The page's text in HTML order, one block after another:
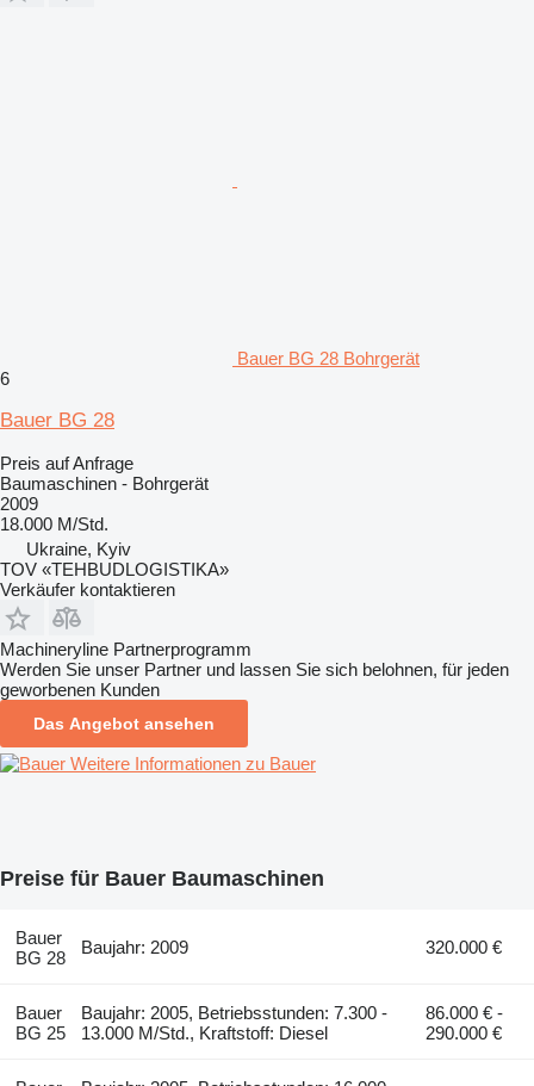
Bauer BG 28 Bohrgerät
6
Bauer BG 28
Preis auf Anfrage
Baumaschinen - Bohrgerät
2009
18.000 M/Std.
Ukraine, Kyiv
TOV «TEHBUDLOGISTIKA»
Verkäufer kontaktieren
Machineryline Partnerprogramm
Werden Sie unser Partner und lassen Sie sich belohnen, für jeden
geworbenen Kunden
Das Angebot ansehen
Weitere Informationen zu Bauer
Preise für Bauer Baumaschinen
Bauer
BG 28
Baujahr: 2009 320.000 €
Bauer
BG 25
Baujahr: 2005, Betriebsstunden: 7.300 -
13.000 M/Std., Kraftstoff: Diesel
86.000 € -
290.000 €